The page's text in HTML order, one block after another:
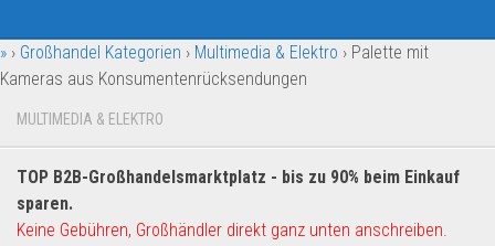
Garten & Werkzeug
Geschäft, Büro & Schreibwaren
Geschenkartikel
Handy und Smartphone
Kosmetik & Pflege
» › Großhandel Kategorien › Multimedia & Elektro › Palette mit
Kameras aus Konsumentenrücksendungen
MULTIMEDIA & ELEKTRO
TOP B2B-Großhandelsmarktplatz - bis zu 90% beim Einkauf
sparen.
Keine Gebühren, Großhändler direkt ganz unten anschreiben.